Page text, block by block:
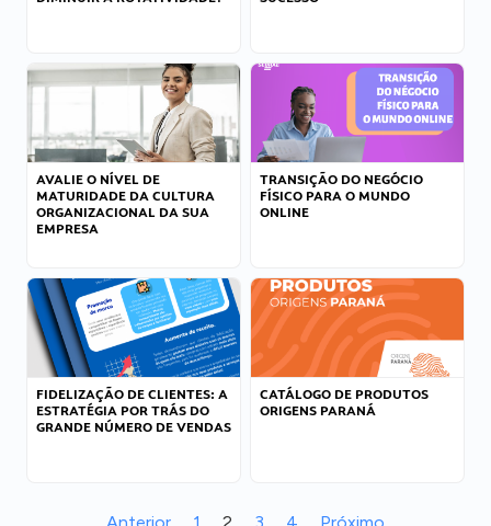
AVALIE O NÍVEL DE
MATURIDADE DA CULTURA
ORGANIZACIONAL DA SUA
EMPRESA
TRANSIÇÃO DO NEGÓCIO
FÍSICO PARA O MUNDO
ONLINE
FIDELIZAÇÃO DE CLIENTES: A
ESTRATÉGIA POR TRÁS DO
GRANDE NÚMERO DE VENDAS
CATÁLOGO DE PRODUTOS
ORIGENS PARANÁ